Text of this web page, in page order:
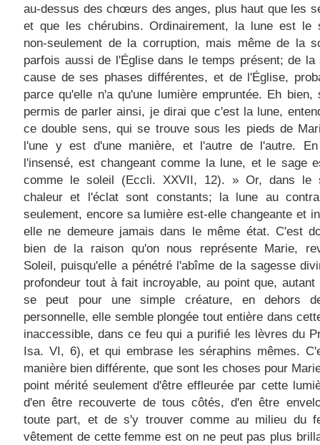
au-dessus des chœurs des anges, plus haut que les
et que les chérubins. Ordinairement, la lune est le
non-seulement de la corruption, mais même de la
parfois aussi de l'Église dans le temps présent; de la
cause de ses phases différentes, et de l'Église,
parce qu'elle n'a qu'une lumière empruntée. Eh bien,
permis de parler ainsi, je dirai que c'est la lune,
ce double sens, qui se trouve sous les pieds de
l'une y est d'une manière, et l'autre de l'autre.
l'insensé, est changeant comme la lune, et le sage
comme le soleil (Eccli. XXVII, 12). » Or, dans le
chaleur et l'éclat sont constants; la lune au
seulement, encore sa lumière est-elle changeante et
elle ne demeure jamais dans le même état. C'est
bien de la raison qu'on nous représente Marie,
Soleil, puisqu'elle a pénétré l'abîme de la sagesse
profondeur tout à fait incroyable, au point que, autant
se peut pour une simple créature, en dehors
personnelle, elle semble plongée tout entière dans
inaccessible, dans ce feu qui a purifié les lèvres du
Isa. VI, 6), et qui embrase les séraphins mêmes.
manière bien différente, que sont les choses pour
point mérité seulement d'être effleurée par cette
d'en être recouverte de tous côtés, d'en être
toute part, et de s'y trouver comme au milieu du
vêtement de cette femme est on ne peut pas plus